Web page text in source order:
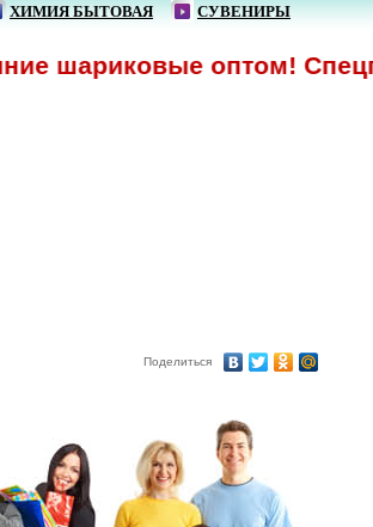
ХИМИЯ БЫТОВАЯ СУВЕНИРЫ
шариковые оптом!
Поделиться